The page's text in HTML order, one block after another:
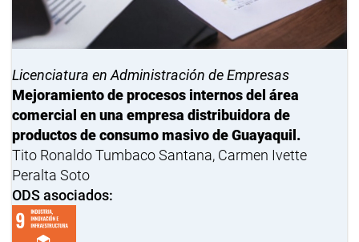
Licenciatura en Administración de Empresas
Mejoramiento de procesos internos del área
comercial en una empresa distribuidora de
productos de consumo masivo de Guayaquil.
Tito Ronaldo Tumbaco Santana, Carmen Ivette
Peralta Soto
ODS asociados: